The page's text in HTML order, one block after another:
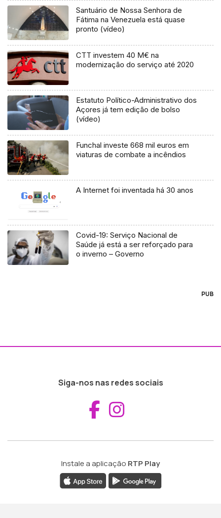
Santuário de Nossa Senhora de
Fátima na Venezuela está quase
pronto (vídeo)
CTT investem 40 M€ na
modernização do serviço até 2020
Estatuto Político-Administrativo dos
Açores já tem edição de bolso
(vídeo)
Funchal investe 668 mil euros em
viaturas de combate a incêndios
A Internet foi inventada há 30 anos
Covid-19: Serviço Nacional de
Saúde já está a ser reforçado para
o inverno – Governo
PUB
Siga-nos nas redes sociais
Aceder ao
Instale a aplicação RTP Play